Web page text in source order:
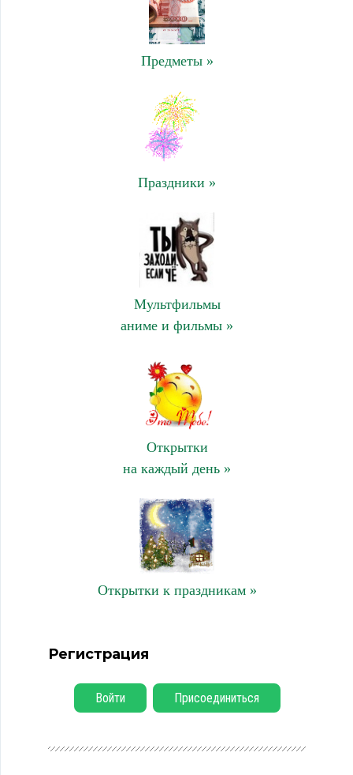
Предметы »
Праздники »
Мультфильмы
аниме и фильмы »
Открытки
на каждый день »
Открытки к праздникам »
Регистрация
Войти Присоединиться